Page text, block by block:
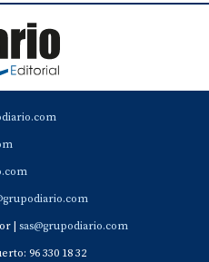
| sas@grupodiario.com
96 330 18 32